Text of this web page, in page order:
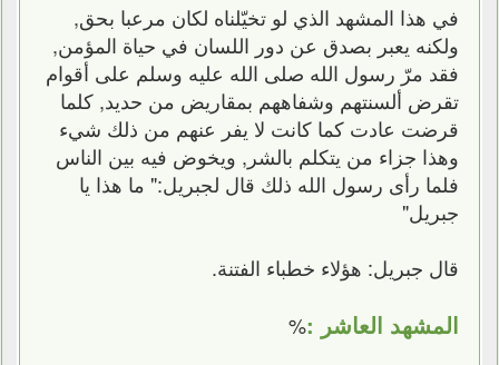
في هذا المشهد الذي لو تخيّلناه لكان مرعبا بحق,
ولكنه يعبر بصدق عن دور اللسان في حياة المؤمن,
فقد مرّ رسول الله صلى الله عليه وسلم على أقوام
تقرض ألسنتهم وشفاههم بمقاريض من حديد, كلما
قرضت عادت كما كانت لا يفر عنهم من ذلك شيء
وهذا جزاء من يتكلم بالشر, ويخوض فيه بين الناس
فلما رأى رسول الله ذلك قال لجبريل:" ما هذا يا
جبريل"
قال جبريل: هؤلاء خطباء الفتنة.
المشهد العاشر :%